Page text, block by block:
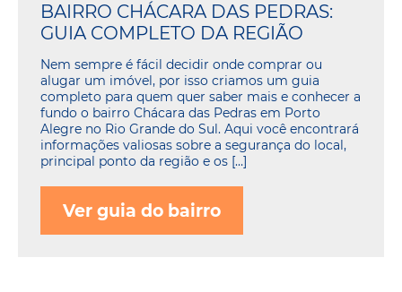
BAIRRO CHÁCARA DAS PEDRAS:
GUIA COMPLETO DA REGIÃO
Nem sempre é fácil decidir onde comprar ou
alugar um imóvel, por isso criamos um guia
completo para quem quer saber mais e conhecer a
fundo o bairro Chácara das Pedras em Porto
Alegre no Rio Grande do Sul. Aqui você encontrará
informações valiosas sobre a segurança do local,
principal ponto da região e os […]
Ver guia do bairro